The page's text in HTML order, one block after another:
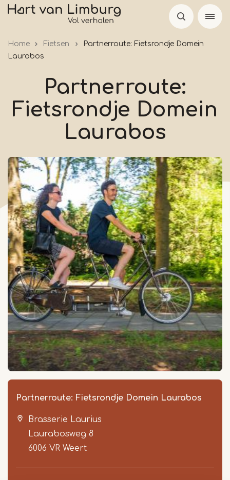
Overslaan
Home Fietsen
Partnerroute: Fietsrondje Domein
Laurabos
Partnerroute:
Fietsrondje Domein
Laurabos
Partnerroute: Fietsrondje Domein Laurabos
Brasserie Laurius
Laurabosweg 8
6006 VR Weert